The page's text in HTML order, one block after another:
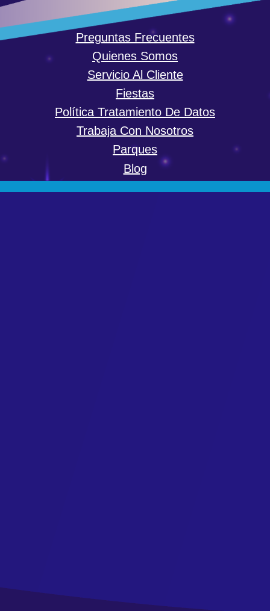
Preguntas Frecuentes
Quienes Somos
Servicio Al Cliente
Fiestas
Política Tratamiento De Datos
Trabaja Con Nosotros
Parques
Blog